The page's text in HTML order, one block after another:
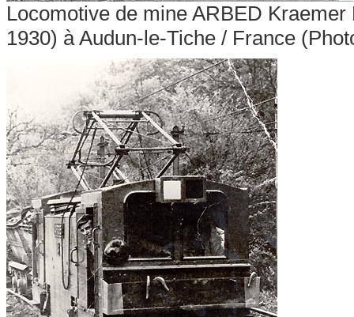
Locomotive de mine ARBED Kraemer
1930) à Audun-le-Tiche / France